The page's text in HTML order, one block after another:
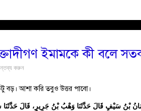
ইমামকে কী বলে
করুন
বড়। আশা করি তবুও উত্তর পাবো।
بْنُ سَيْفٍ قَالَ حَدَّثَنَا وَهْبُ بْنُ جَرِيرٍ، قَالَ